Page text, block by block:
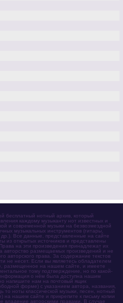
бесплатный нотный архив, который
каждому музыканту нот известных и
и современной музыки на безвозмездной
музыкальных инструментов (гитары,
Все данные, представленные на сайте
из открытых источников и представлены
на эти произведения принадлежат их
авторство размещаемых произведений и не
авторского права. За содержание текстов
не несет. Если вы являетесь обладателем
размещенное на нашем сайте, и имеете
тому подтверждение, но по какой-
о нём была доступна нашим
напишите нам на почтовый ящик
форме) с указанием автора, названия,
то ноты классической музыки, песен, нотный
на нашем сайте и прикрепите к письму копии
владение авторскими правами. В случае